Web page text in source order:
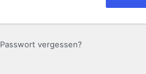
Passwort vergessen?